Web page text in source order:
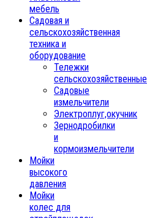
мебель
Садовая и
сельскохозяйственная
техника и
оборудование
Тележки
сельскохозяйственные
Садовые
измельчители
Электроплуг,окучник
Зернодробилки
и
кормоизмельчители
Мойки
высокого
давления
Мойки
колес для